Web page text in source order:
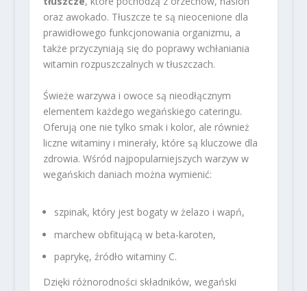
oraz awokado. Tłuszcze te są nieocenione dla
prawidłowego funkcjonowania organizmu, a
także przyczyniają się do poprawy wchłaniania
witamin rozpuszczalnych w tłuszczach.
Świeże warzywa i owoce są nieodłącznym
elementem każdego wegańskiego cateringu.
Oferują one nie tylko smak i kolor, ale również
liczne witaminy i minerały, które są kluczowe dla
zdrowia. Wśród najpopularniejszych warzyw w
wegańskich daniach można wymienić:
szpinak, który jest bogaty w żelazo i wapń,
marchew obfitującą w beta-karoten,
paprykę, źródło witaminy C.
Dzięki różnorodności składników, wegański